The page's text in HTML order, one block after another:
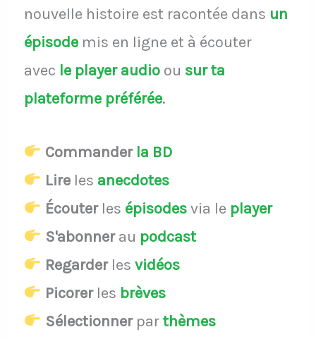
nouvelle histoire est racontée dans un
épisodemis en ligne et à écouter
avec le player audio ou sur ta
plateforme préférée.
Commander la BD
Lireles anecdotes
Écouterles épisodesvia le player
S'abonnerau podcast
Regarderles vidéos
Picorerles brèves
Sélectionnerparthèmes